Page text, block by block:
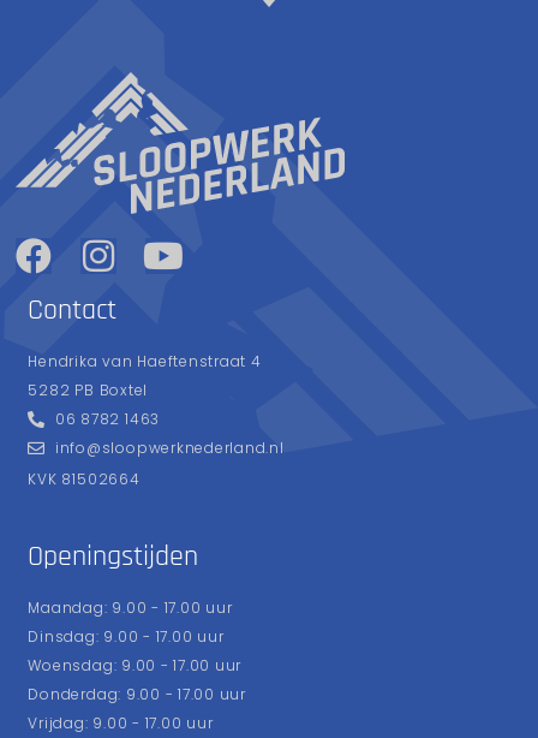
Contact
Hendrika van Haeftenstraat 4
5282 PB Boxtel
06 8782 1463
info@sloopwerknederland.nl
KVK 81502664
Openingstijden
Maandag: 9.00 - 17.00 uur
Dinsdag: 9.00 - 17.00 uur
Woensdag: 9.00 - 17.00 uur
Donderdag: 9.00 - 17.00 uur
Vrijdag: 9.00 - 17.00 uur